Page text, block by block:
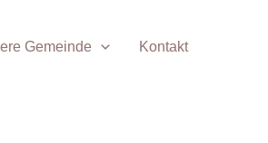
Gemeinde Kontakt